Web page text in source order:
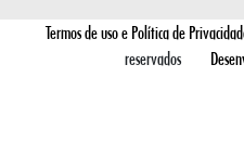
Termos de uso e Política de
reservados